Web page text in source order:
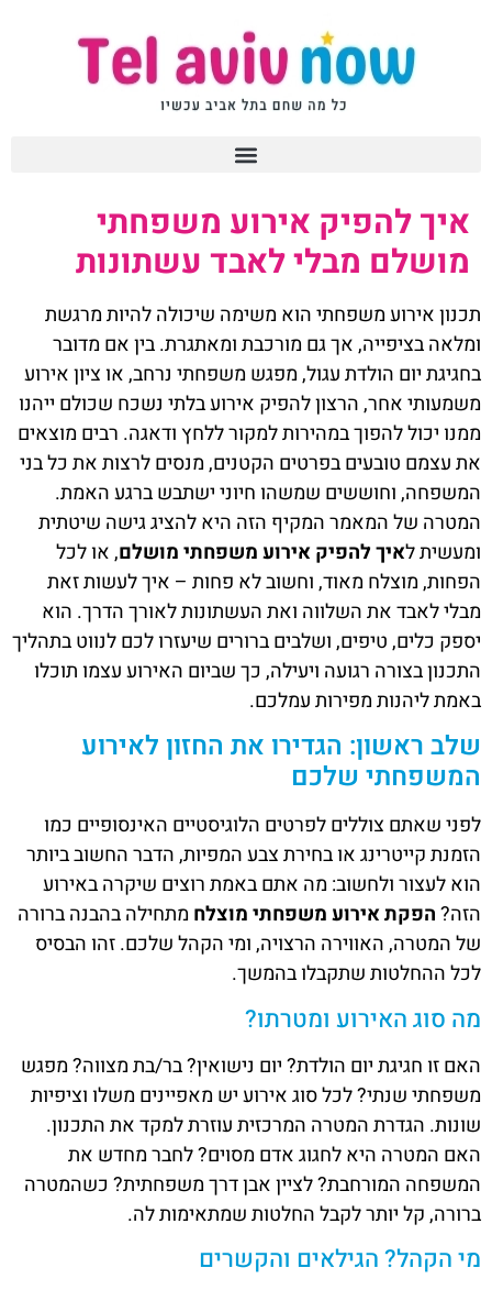
איך להפיק אירוע משפחתי
מושלם מבלי לאבד עשתונות
תכנון אירוע משפחתי הוא משימה שיכולה להיות מרגשת
ומלאה בציפייה, אך גם מורכבת ומאתגרת. בין אם מדובר
בחגיגת יום הולדת עגול, מפגש משפחתי נרחב, או ציון אירוע
משמעותי אחר, הרצון להפיק אירוע בלתי נשכח שכולם ייהנו
ממנו יכול להפוך במהירות למקור ללחץ ודאגה. רבים מוצאים
את עצמם טובעים בפרטים הקטנים, מנסים לרצות את כל בני
המשפחה, וחוששים שמשהו חיוני ישתבש ברגע האמת.
המטרה של המאמר המקיף הזה היא להציג גישה שיטתית
ומעשית לאיך להפיק אירוע משפחתי מושלם, או לכל
הפחות, מוצלח מאוד, וחשוב לא פחות – איך לעשות זאת
מבלי לאבד את השלווה ואת העשתונות לאורך הדרך. הוא
יספק כלים, טיפים, ושלבים ברורים שיעזרו לכם לנווט בתהליך
התכנון בצורה רגועה ויעילה, כך שביום האירוע עצמו תוכלו
באמת ליהנות מפירות עמלכם.
שלב ראשון: הגדירו את החזון לאירוע
המשפחתי שלכם
לפני שאתם צוללים לפרטים הלוגיסטיים האינסופיים כמו
הזמנת קייטרינג או בחירת צבע המפיות, הדבר החשוב ביותר
הוא לעצור ולחשוב: מה אתם באמת רוצים שיקרה באירוע
הזה?הפקת אירוע משפחתי מוצלח מתחילה בהבנה ברורה
של המטרה, האווירה הרצויה, ומי הקהל שלכם. זהו הבסיס
לכל ההחלטות שתקבלו בהמשך.
מה סוג האירוע ומטרתו?
האם זו חגיגת יום הולדת? יום נישואין? בר/בת מצווה? מפגש
משפחתי שנתי? לכל סוג אירוע יש מאפיינים משלו וציפיות
שונות. הגדרת המטרה המרכזית עוזרת למקד את התכנון.
האם המטרה היא לחגוג אדם מסוים? לחבר מחדש את
המשפחה המורחבת? לציין אבן דרך משפחתית? כשהמטרה
ברורה, קל יותר לקבל החלטות שמתאימות לה.
מי הקהל? הגילאים והקשרים